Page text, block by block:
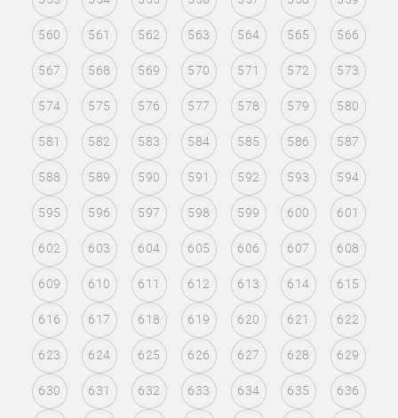
560 561 562 563 564 565 566
567 568 569 570 571 572 573
574 575 576 577 578 579 580
581 582 583 584 585 586 587
588 589 590 591 592 593 594
595 596 597 598 599 600 601
602 603 604 605 606 607 608
609 610 611 612 613 614 615
616 617 618 619 620 621 622
623 624 625 626 627 628 629
630 631 632 633 634 635 636